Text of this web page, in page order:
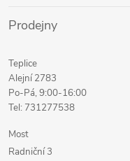
Prodejny
Teplice
Alejní 2783
Po-Pá, 9:00-16:00
Tel: 731277538
Most
Radniční 3